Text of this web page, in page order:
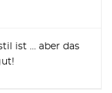
ist … aber das